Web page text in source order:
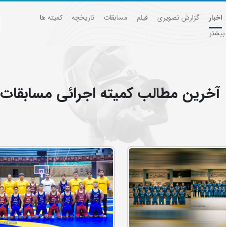
اخبار گزارش تصویری فیلم مسابقات تاریخچه
کمیته ها
بیشتر...
آخرین مطالب كميته اجرائي مسابقات